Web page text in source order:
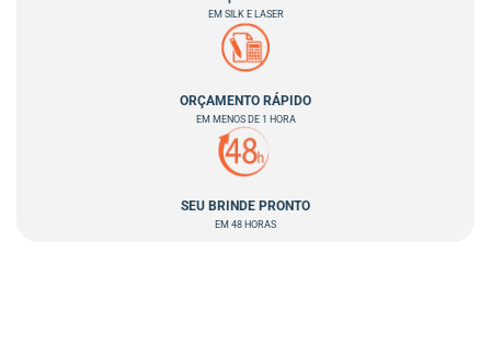
EM SILK E LASER
ORÇAMENTO RÁPIDO
EM MENOS DE 1 HORA
SEU BRINDE PRONTO
EM 48 HORAS